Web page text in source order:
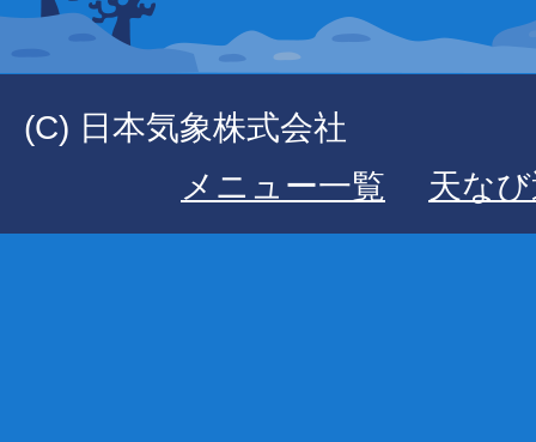
(C) 日本気象株式会社
メニュー一覧
天な